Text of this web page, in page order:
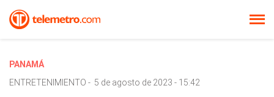
PANAMÁ
ENTRETENIMIENTO - 5 de agosto de 2023 - 15:42